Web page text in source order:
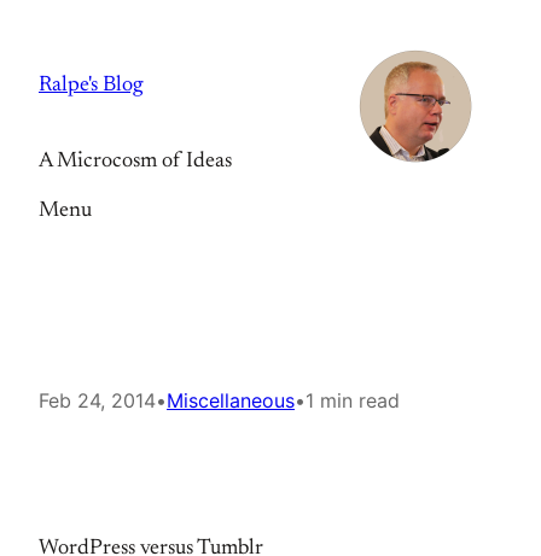
content
Ralpe's Blog
A Microcosm of Ideas
Menu
Feb 24, 2014•Miscellaneous•1 min read
WordPress versus Tumblr